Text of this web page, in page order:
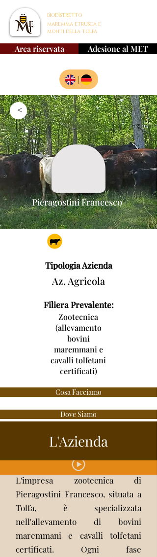
BIODISTRETTO
MAREMMA ETRUSCA E
MONTI DELLA TOLFA
Area riservata Adesione al MET
>
Pieragostini Francesco
Tipologia Azienda
Az. Agricola
Filiera Prevalente:
Zootecnica
(allevamento
bovini
maremmani e
cavalli tolfetani
certificati)
Cosa Facciamo
Dove Siamo
Contatti
L'Azienda
L'impresa zootecnica di
Pieragostini Francesco, situata a
Tolfa, è specializzata
nell'allevamento di bovini
maremmani e cavalli tolfetani
certificati. Ogni fase